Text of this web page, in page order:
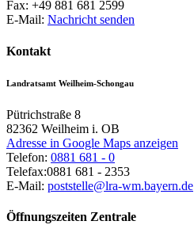
Fax: +49 881 681 2599
E-Mail: Nachricht senden
Kontakt
Landratsamt Weilheim-Schongau
Pütrichstraße 8
82362 Weilheim i. OB
Adresse in Google Maps anzeigen
Telefon: 0881 681 - 0
Telefax:0881 681 - 2353
E-Mail: poststelle@lra-wm.bayern.de
Öffnungszeiten Zentrale